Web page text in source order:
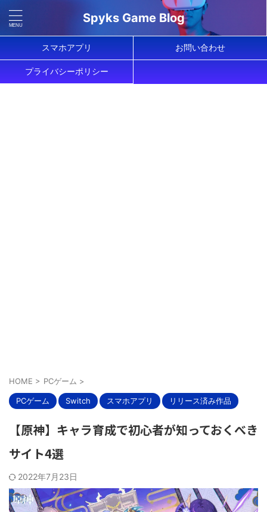
Spyks Game Blog
スマホアプリ お問い合わせ
プライバシーポリシー
HOME > PCゲーム >
PCゲーム Switch スマホアプリ リリース済み作品
【原神】キャラ育成で初心者が知っておくべき
サイト4選
2022年7月23日